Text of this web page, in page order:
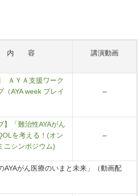
内 容 講演動画
ＡＹＡ支援ワーク
（AYA week プレイ
–
】「難治性AYAがん
を考える！(オン
ニシンポジウム)
–
AYAがん医療のいまと未来」（動画配